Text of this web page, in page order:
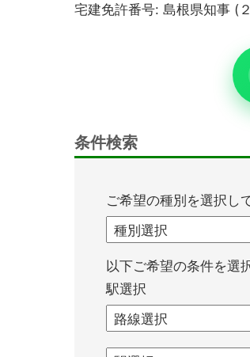
宅建免許番号: 島根県知事 (
条件検索
ご希望の種別を選択し
以下ご希望の条件を選
駅選択